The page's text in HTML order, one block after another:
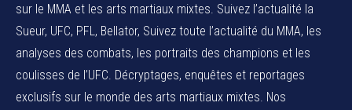
sur le MMA et les arts martiaux mixtes. Suivez l’actualité la
Sueur, UFC, PFL, Bellator, Suivez toute l’actualité du MMA, les
analyses des combats, les portraits des champions et les
coulisses de l’UFC. Décryptages, enquêtes et reportages
exclusifs sur le monde des arts martiaux mixtes. Nos